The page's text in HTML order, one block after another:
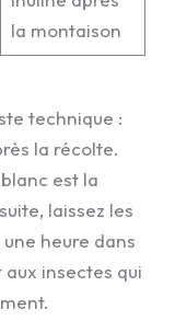
la montaison
technique :
la récolte.
est la
laissez les
heure dans
insectes qui